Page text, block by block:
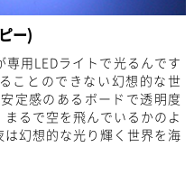
ー)
用LEDライトで光るんです
ことのできない幻想的な世
定感のあるボードで透明度
るで空を飛んでいるかのよ
幻想的な光り輝く世界を海